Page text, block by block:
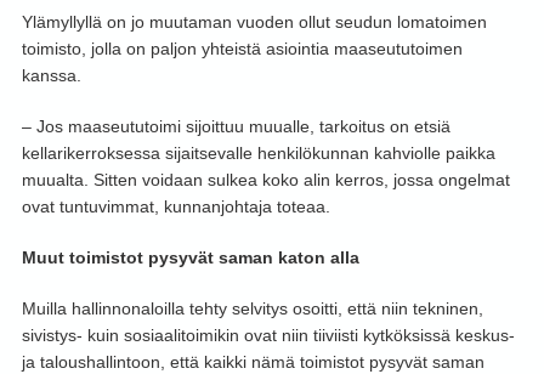
Ylämyllyllä on jo muutaman vuoden ollut seudun lomatoimen
toimisto, jolla on paljon yhteistä asiointia maaseututoimen
kanssa.
– Jos maaseututoimi sijoittuu muualle, tarkoitus on etsiä
kellarikerroksessa sijaitsevalle henkilökunnan kahviolle paikka
muualta. Sitten voidaan sulkea koko alin kerros, jossa ongelmat
ovat tuntuvimmat, kunnanjohtaja toteaa.
Muut toimistot pysyvät saman katon alla
Muilla hallinnonaloilla tehty selvitys osoitti, että niin tekninen,
sivistys- kuin sosiaalitoimikin ovat niin tiiviisti kytköksissä keskus-
ja taloushallintoon, että kaikki nämä toimistot pysyvät saman